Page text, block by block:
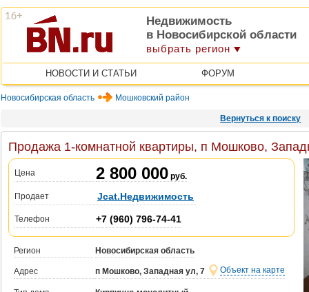
Недвижимость
в Новосибирской области
выбрать регион
НОВОСТИ И СТАТЬИ ФОРУМ
Новосибирская область Мошковский район
Вернуться к поиску
Продажа 1-комнатной квартиры, п Мошково,
Цена 2 800 000 руб.
Продает Jcat.Недвижимость
Телефон +7 (960) 796-74-41
Регион Новосибирская область
Адрес п Мошково, Западная ул, 7 Объект на карте